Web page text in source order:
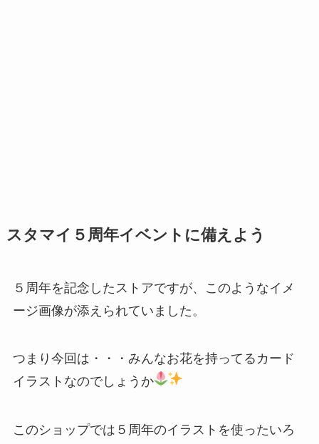
スタマイ５周年イベントに備えよう
５周年を記念したストアですが、このようなイメ
ージ画像が添えられていました。
つまり今回は・・・みんなお花を持ってるカード
イラストなのでしょうか
このショップでは５周年のイラストを使ったいろ